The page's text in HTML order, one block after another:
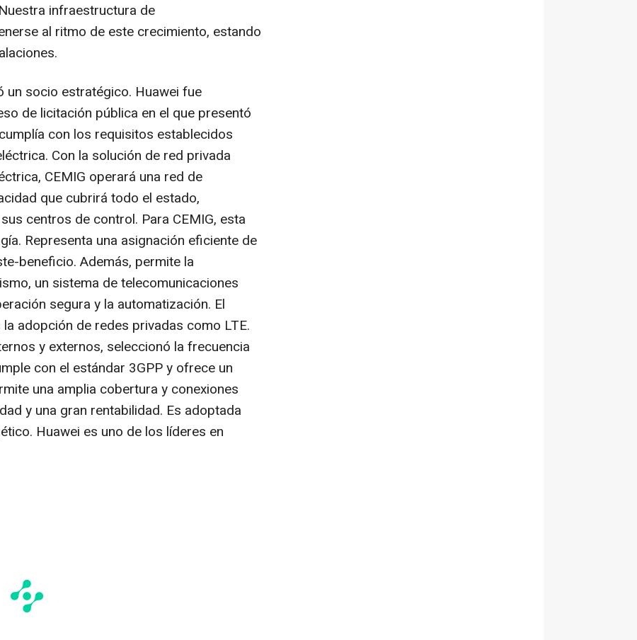
infraestructura de
al ritmo de este crecimiento, estando
un socio estratégico. Huawei fue
de licitación pública en el que presentó
con los requisitos establecidos
Con la solución de red privada
CEMIG operará una red de
que cubrirá todo el estado,
centros de control. Para CEMIG, esta
Representa una asignación eficiente de
beneficio. Además, permite la
un sistema de telecomunicaciones
segura y la automatización. El
adopción de redes privadas como LTE.
y externos, seleccionó la frecuencia
con el estándar 3GPP y ofrece un
una amplia cobertura y conexiones
y una gran rentabilidad. Es adoptada
Huawei es uno de los líderes en